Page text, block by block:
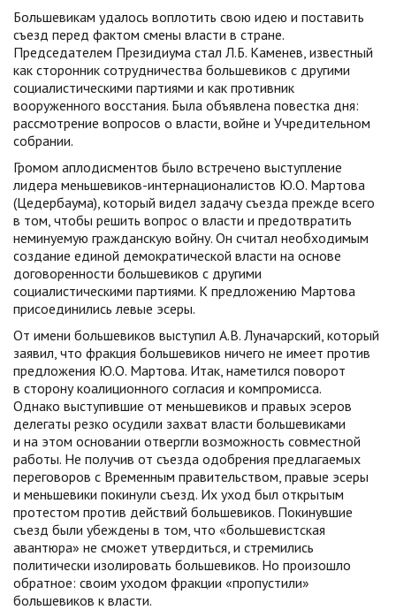
Большевикам удалось воплотить свою идею и поставить
съезд перед фактом смены власти в стране.
Председателем Президиума стал Л.Б. Каменев, известный
как сторонник сотрудничества большевиков с другими
социалистическими партиями и как противник
вооруженного восстания. Была объявлена повестка дня:
рассмотрение вопросов о власти, войне и Учредительном
собрании.
Громом аплодисментов было встречено выступление
лидера меньшевиков-интернационалистов Ю.О. Мартова
(Цедербаума), который видел задачу съезда прежде всего
в том, чтобы решить вопрос о власти и предотвратить
неминуемую гражданскую войну. Он считал необходимым
создание единой демократической власти на основе
договоренности большевиков с другими
социалистическими партиями. К предложению Мартова
присоединились левые эсеры.
От имени большевиков выступил А.В. Луначарский, который
заявил, что фракция большевиков ничего не имеет против
предложения Ю.О. Мартова. Итак, наметился поворот
в сторону коалиционного согласия и компромисса.
Однако выступившие от меньшевиков и правых эсеров
делегаты резко осудили захват власти большевиками
и на этом основании отвергли возможность совместной
работы. Не получив от съезда одобрения предлагаемых
переговоров с Временным правительством, правые эсеры
и меньшевики покинули съезд. Их уход был открытым
протестом против действий большевиков. Покинувшие
съезд были убеждены в том, что «большевистская
авантюра» не сможет утвердиться, и стремились
политически изолировать большевиков. Но произошло
обратное: своим уходом фракции «пропустили»
большевиков к власти.